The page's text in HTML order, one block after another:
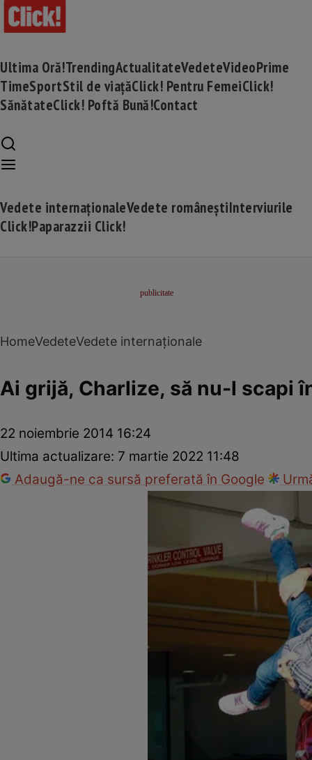
Ultima Oră!TrendingActualitateVedeteVideoPrime
TimeSportStil de viațăClick! Pentru FemeiClick!
SănătateClick! Poftă Bună!Contact
Vedete internaționaleVedete româneștiInterviurile
Click!Paparazzii Click!
HomeVedeteVedete internaționale
Ai grijă, Charlize, să nu-l scapi
22 noiembrie 2014 16:24
Ultima actualizare: 7 martie 2022 11:48
Adaugă-ne ca sursă preferată în Google